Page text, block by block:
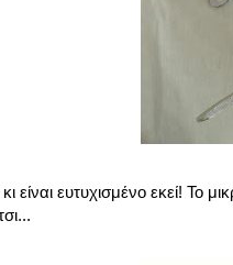
ευτυχισμένο εκεί! Το